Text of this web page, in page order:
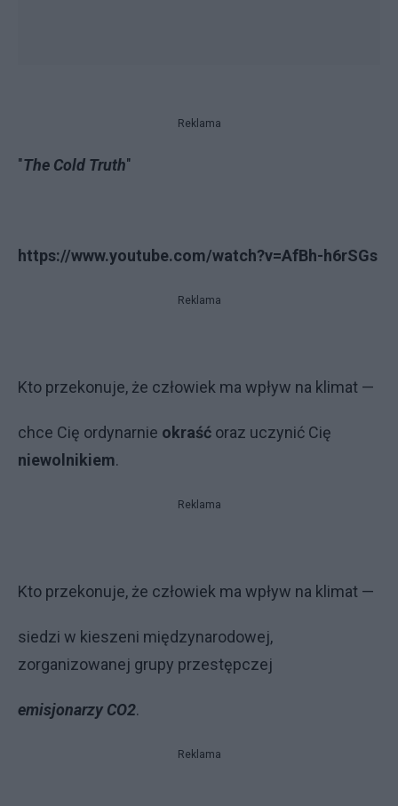
Reklama
"The Cold Truth"
https://www.youtube.com/watch?v=AfBh-h6rSGs
Reklama
Kto przekonuje, że człowiek ma wpływ na klimat —
chce Cię ordynarnie okraść oraz uczynić Cię
niewolnikiem.
Reklama
Kto przekonuje, że człowiek ma wpływ na klimat —
siedzi w kieszeni międzynarodowej,
zorganizowanej grupy przestępczej
emisjonarzy CO2.
Reklama